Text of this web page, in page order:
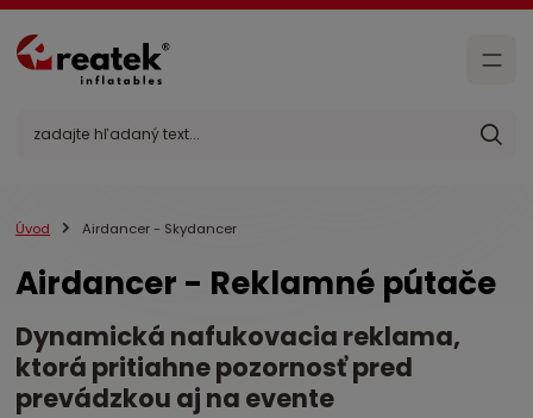
Úvod Airdancer - Skydancer
Airdancer - Reklamné pútače
Dynamická nafukovacia reklama,
ktorá pritiahne pozornosť pred
prevádzkou aj na evente